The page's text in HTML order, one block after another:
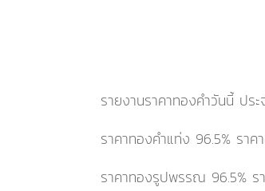
รายงานราคาทองคำวันนี้ ประ
ราคาทองคำแท่ง 96.5% ราค
ราคาทองรูปพรรณ 96.5% ร